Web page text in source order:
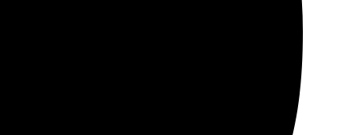
обработка заказа. Получила результат в срок.